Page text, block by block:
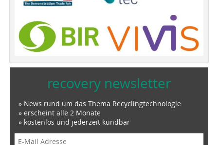
recovery newsletter
» News rund um das Thema Recyclingtechnologie
» erscheint alle 2 Monate
» kostenlos und jederzeit kündbar